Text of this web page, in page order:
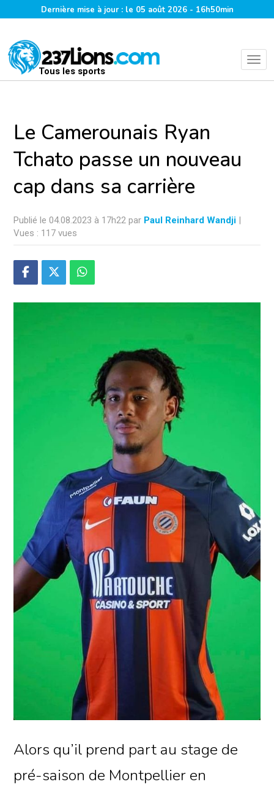
Dernière mise à jour : le 05 août 2026 - 16h50min
Tous les sports
Le Camerounais Ryan
Tchato passe un nouveau
cap dans sa carrière
Publié le 04.08.2023 à 17h22 par Paul Reinhard Wandji |
Vues : 117 vues
Alors qu’il prend part au stage de
pré-saison de Montpellier en